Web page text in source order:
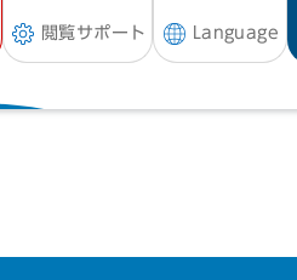
閲覧サポート Language